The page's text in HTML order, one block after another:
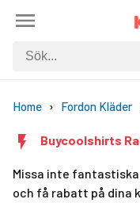
Home Fordon Kläder
Buycoolshirts
Missa inte
och få rabatt på dina